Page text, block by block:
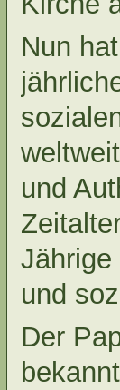
Nun
und
Jährige
und
Der